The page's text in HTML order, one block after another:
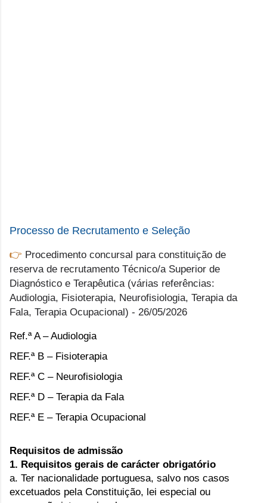
Processo de Recrutamento e Seleção
👉 Procedimento concursal para constituição de
reserva de recrutamento Técnico/a Superior de
Diagnóstico e Terapêutica (várias referências:
Audiologia, Fisioterapia, Neurofisiologia, Terapia da
Fala, Terapia Ocupacional) - 26/05/2026
Ref.ª A – Audiologia
REF.ª B – Fisioterapia
REF.ª C – Neurofisiologia
REF.ª D – Terapia da Fala
REF.ª E – Terapia Ocupacional
Requisitos de admissão
1. Requisitos gerais de carácter obrigatório
a. Ter nacionalidade portuguesa, salvo nos casos
excetuados pela Constituição, lei especial ou